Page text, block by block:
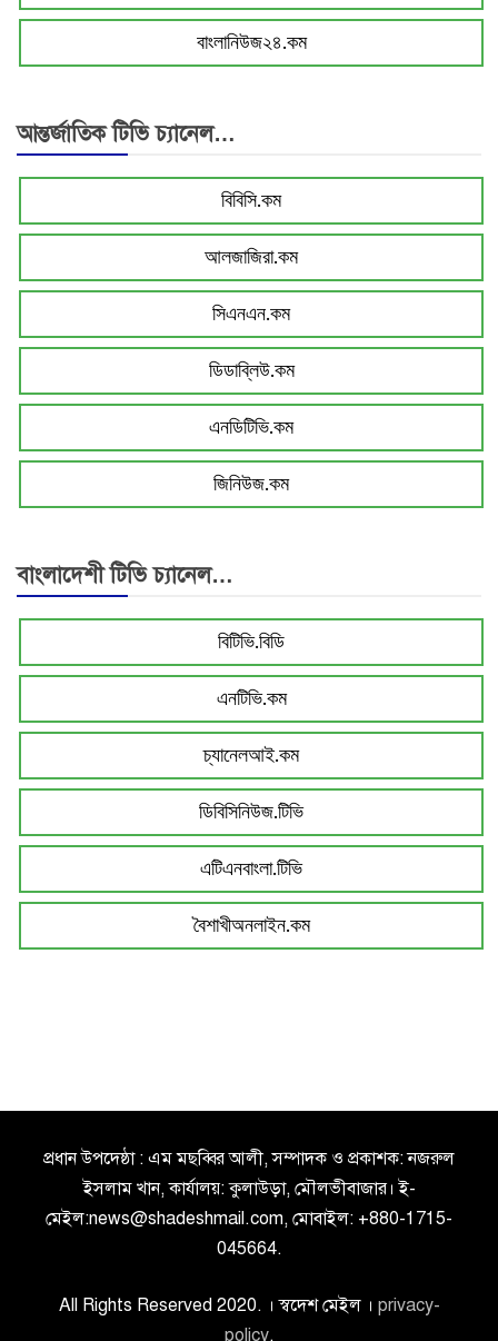
বাংলানিউজ২৪.কম
আন্তর্জাতিক টিভি চ্যানেল…
বিবিসি.কম
আলজাজিরা.কম
সিএনএন.কম
ডিডাব্লিউ.কম
এনডিটিভি.কম
জিনিউজ.কম
বাংলাদেশী টিভি চ্যানেল…
বিটিভি.বিডি
এনটিভি.কম
চ্যানেলআই.কম
ডিবিসিনিউজ.টিভি
এটিএনবাংলা.টিভি
বৈশাখীঅনলাইন.কম
প্রধান উপদেষ্ঠা : এম মছব্বির আলী, সম্পাদক ও প্রকাশক: নজরুল
ইসলাম খান, কার্যালয়: কুলাউড়া, মৌলভীবাজার। ই-
মেইল:news@shadeshmail.com, মোবাইল: +880-1715-
045664.
All Rights Reserved 2020. । স্বদেশ মেইল । privacy-
policy.